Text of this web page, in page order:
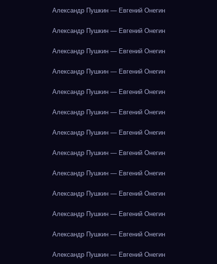
Александр Пушкин — Евгений Онегин
Александр Пушкин — Евгений Онегин
Александр Пушкин — Евгений Онегин
Александр Пушкин — Евгений Онегин
Александр Пушкин — Евгений Онегин
Александр Пушкин — Евгений Онегин
Александр Пушкин — Евгений Онегин
Александр Пушкин — Евгений Онегин
Александр Пушкин — Евгений Онегин
Александр Пушкин — Евгений Онегин
Александр Пушкин — Евгений Онегин
Александр Пушкин — Евгений Онегин
Александр Пушкин — Евгений Онегин